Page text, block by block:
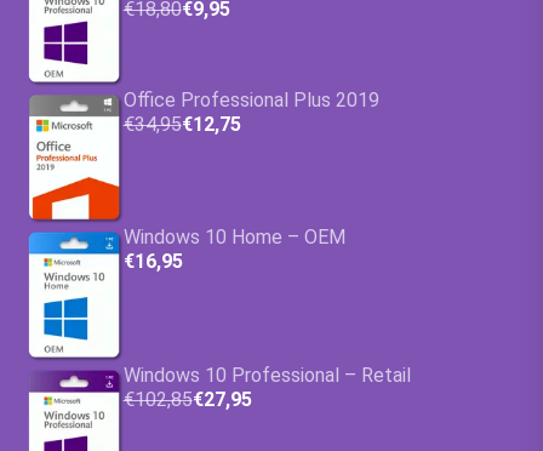
€18,80€9,95
Office Professional Plus 2019
€34,95€12,75
Windows 10 Home – OEM
€16,95
Windows 10 Professional – Retail
€102,85€27,95